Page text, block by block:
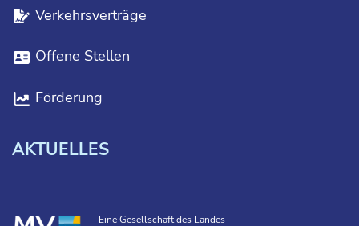
Eine Gesellschaft des Landes
Verkehrsverträge
Offene Stellen
Förderung
AKTUELLES